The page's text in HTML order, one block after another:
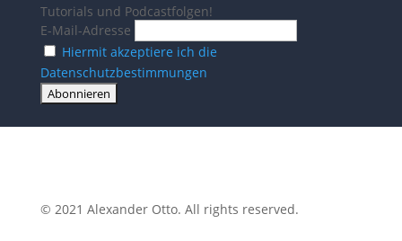
Tutorials und Podcastfolgen!
E-Mail-Adresse
Hiermit akzeptiere ich die
Datenschutzbestimmungen
© 2021 Alexander Otto. All rights reserved.